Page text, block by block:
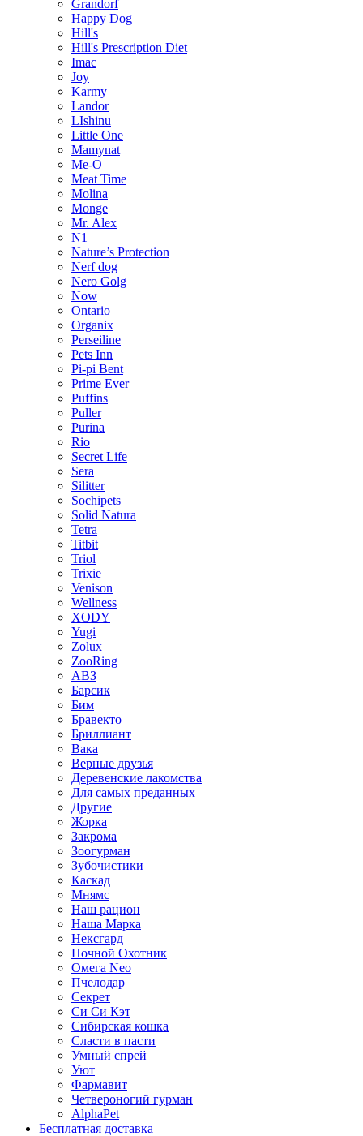
Grandorf
Happy Dog
Hill's
Hill's Prescription Diet
Imac
Joy
Karmy
Landor
LIshinu
Little One
Mamynat
Me-O
Meat Time
Molina
Monge
Mr. Alex
N1
Nature’s Protection
Nerf dog
Nero Golg
Now
Ontario
Organix
Perseiline
Pets Inn
Pi-pi Bent
Prime Ever
Puffins
Puller
Purina
Rio
Secret Life
Sera
Silitter
Sochipets
Solid Natura
Tetra
Titbit
Triol
Trixie
Venison
Wellness
XODY
Yugi
Zolux
ZooRing
АВЗ
Барсик
Бим
Бравекто
Бриллиант
Вака
Верные друзья
Деревенские лакомства
Для самых преданных
Другие
Жорка
Закрома
Зоогурман
Зубочистики
Каскад
Мнямс
Наш рацион
Наша Марка
Нексгард
Ночной Охотник
Омега Neo
Пчелодар
Секрет
Си Си Кэт
Сибирская кошка
Сласти в пасти
Умный спрей
Уют
Фармавит
Четвероногий гурман
AlphaPet
Бесплатная доставка